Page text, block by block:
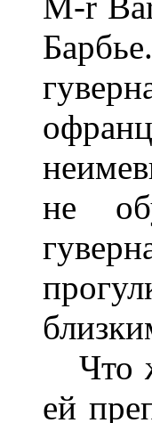
не
Что
ей